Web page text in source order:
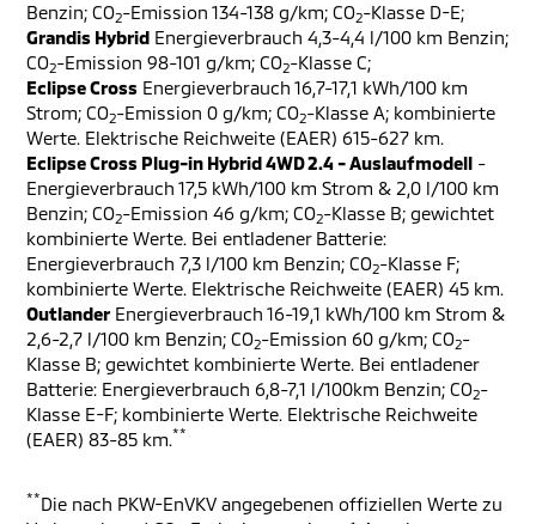
Benzin; CO2-Emission 134-138 g/km; CO2-Klasse D-E;
Grandis Hybrid Energieverbrauch 4,3-4,4 l/100 km Benzin;
CO2-Emission 98-101 g/km; CO2-Klasse C;
Eclipse Cross Energieverbrauch 16,7-17,1 kWh/100 km
Strom; CO2-Emission 0 g/km; CO2-Klasse A; kombinierte
Werte. Elektrische Reichweite (EAER) 615-627 km.
Eclipse Cross Plug-in Hybrid 4WD 2.4 - Auslaufmodell -
Energieverbrauch 17,5 kWh/100 km Strom & 2,0 l/100 km
Benzin; CO2-Emission 46 g/km; CO2-Klasse B; gewichtet
kombinierte Werte. Bei entladener Batterie:
Energieverbrauch 7,3 l/100 km Benzin; CO2-Klasse F;
kombinierte Werte. Elektrische Reichweite (EAER) 45 km.
Outlander Energieverbrauch 16-19,1 kWh/100 km Strom &
2,6-2,7 l/100 km Benzin; CO2-Emission 60 g/km; CO2-
Klasse B; gewichtet kombinierte Werte. Bei entladener
Batterie: Energieverbrauch 6,8-7,1 l/100km Benzin; CO2-
Klasse E-F; kombinierte Werte. Elektrische Reichweite
(EAER) 83-85 km.**
**Die nach PKW-EnVKV angegebenen offiziellen Werte zu